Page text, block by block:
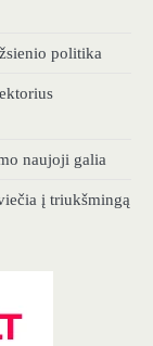
politika
naujoji galia
į triukšmingą